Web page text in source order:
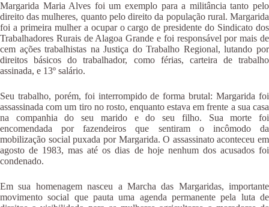
Margarida Maria Alves foi um exemplo para a militância tanto pelo
direito das mulheres, quanto pelo direito da população rural. Margarida
foi a primeira mulher a ocupar o cargo de presidente do Sindicato dos
Trabalhadores Rurais de Alagoa Grande e foi responsável por mais de
cem ações trabalhistas na Justiça do Trabalho Regional, lutando por
direitos básicos do trabalhador, como férias, carteira de trabalho
assinada, e 13º salário.
Seu trabalho, porém, foi interrompido de forma brutal: Margarida foi
assassinada com um tiro no rosto, enquanto estava em frente a sua casa
na companhia do seu marido e do seu filho. Sua morte foi
encomendada por fazendeiros que sentiram o incômodo da
mobilização social puxada por Margarida. O assassinato aconteceu em
agosto de 1983, mas até os dias de hoje nenhum dos acusados foi
condenado.
Em sua homenagem nasceu a Marcha das Margaridas, importante
movimento social que pauta uma agenda permanente pela luta de